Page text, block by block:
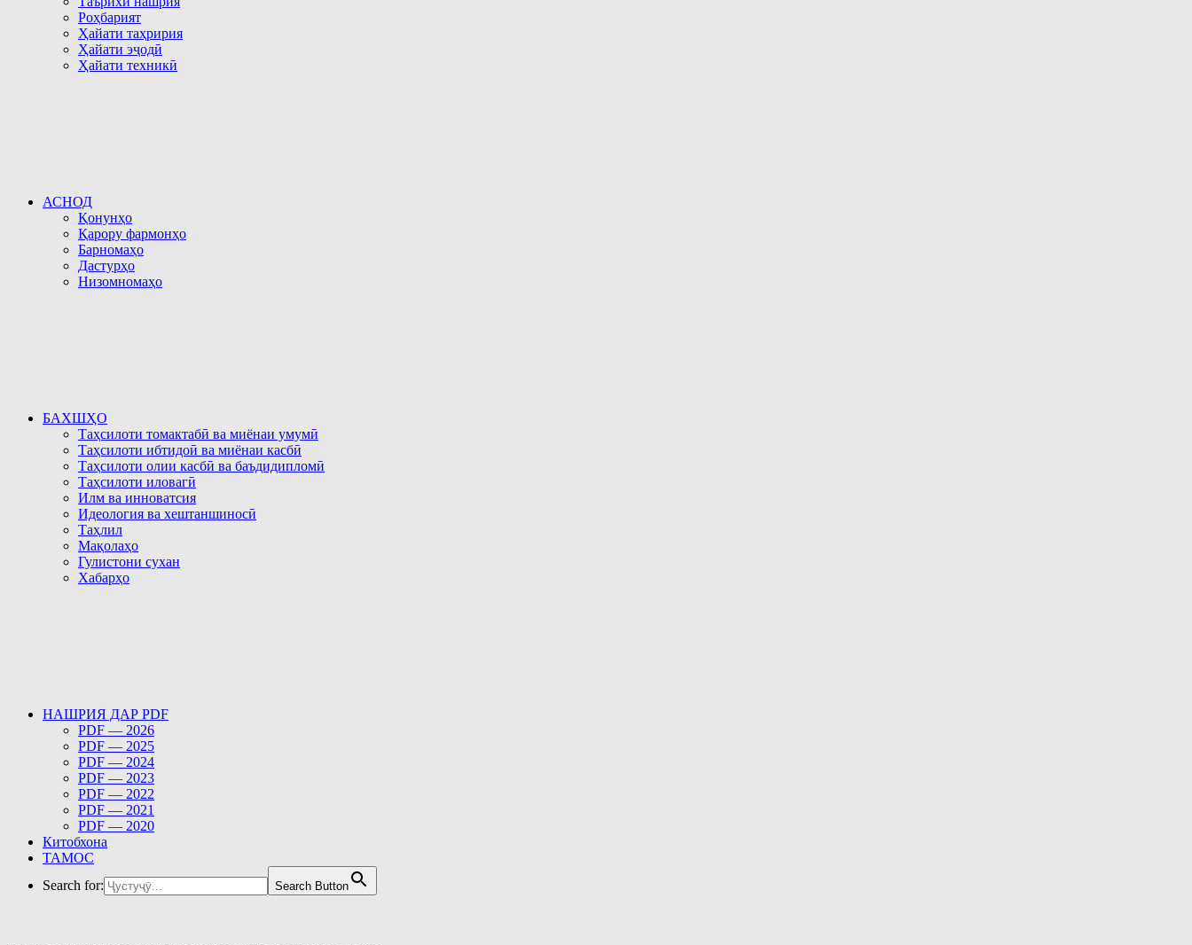
Роҳбарият
Ҳайати таҳририя
Ҳайати эҷодӣ
Ҳайати техникӣ
АСНОД
Қонунҳо
Қарору фармонҳо
Барномаҳо
Дастурҳо
Низомномаҳо
БАХШҲО
Таҳсилоти томактабӣ ва миёнаи умумӣ
Таҳсилоти ибтидоӣ ва миёнаи касбӣ
Таҳсилоти олии касбӣ ва баъдидипломӣ
Таҳсилоти иловагӣ
Илм ва инноватсия
Идеология ва хештаншиносӣ
Таҳлил
Мақолаҳо
Гулистони сухан
Хабарҳо
НАШРИЯ ДАР PDF
PDF — 2026
PDF — 2025
PDF — 2024
PDF — 2023
PDF — 2022
PDF — 2021
PDF — 2020
Китобхона
ТАМОС
Search for:
Search Button